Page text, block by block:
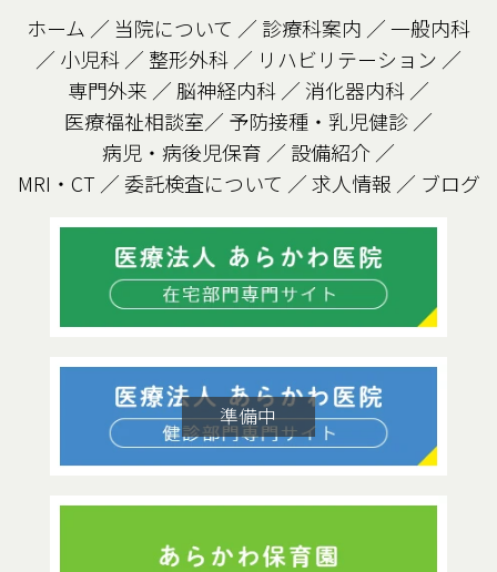
ホーム ／ 当院について ／ 診療科案内 ／一般内科
／ 小児科 ／ 整形外科 ／ リハビリテーション ／
専門外来 ／ 脳神経内科 ／消化器内科 ／
医療福祉相談室／ 予防接種・乳児健診 ／
病児・病後児保育 ／ 設備紹介 ／
MRI・CT ／委託検査について ／求人情報 ／ ブログ